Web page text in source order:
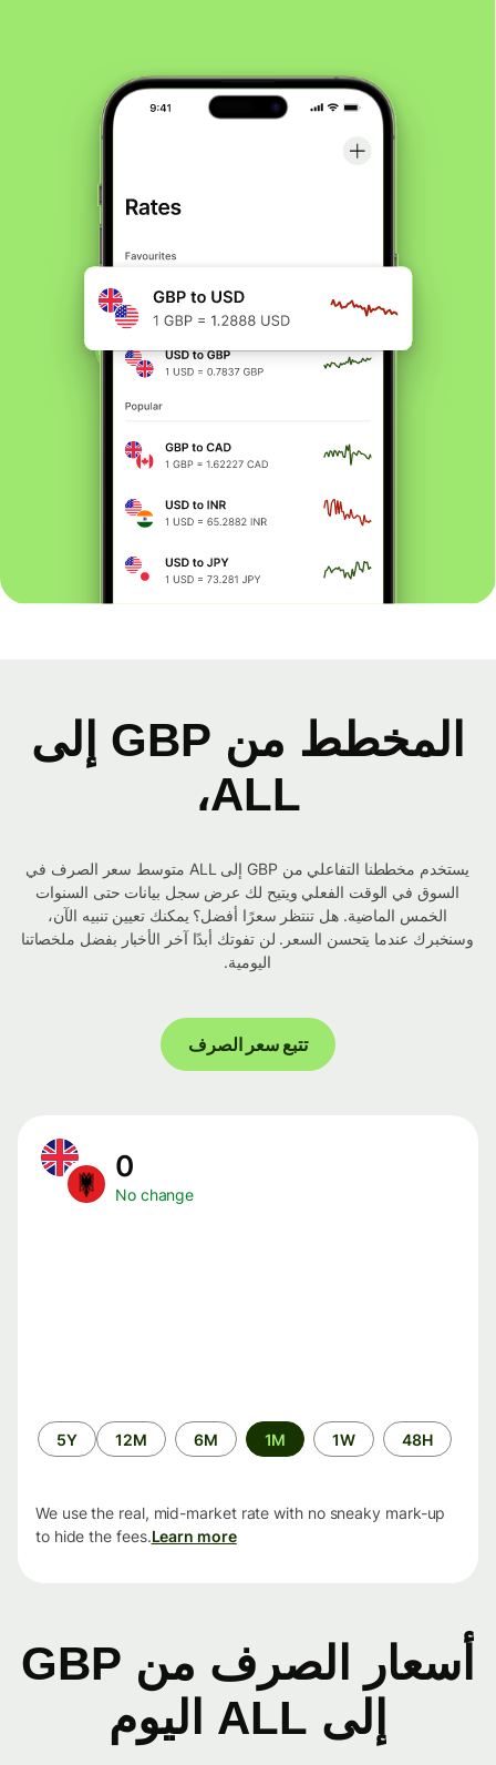
المخطط من GBP إلى
ALL،
يستخدم مخططنا التفاعلي من GBP إلى ALL متوسط ​​سعر الصرف في
السوق في الوقت الفعلي ويتيح لك عرض سجل بيانات حتى السنوات
الخمس الماضية. هل تنتظر سعرًا أفضل؟ يمكنك تعيين تنبيه الآن،
وسنخبرك عندما يتحسن السعر. لن تفوتك أبدًا آخر الأخبار بفضل ملخصاتنا
اليومية.
تتبع سعر الصرف
No change
الفترة
الزمنية
48H
1W
1M
6M
12M
5Y
We use the real, mid-market rate with no sneaky mark-up
to hide the fees.Learn more
أسعار الصرف من GBP
إلى ALL اليوم